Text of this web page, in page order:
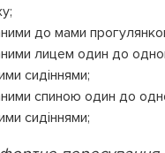
до мами
лицем один до
сидіннями;
спиною один до
сидіннями;